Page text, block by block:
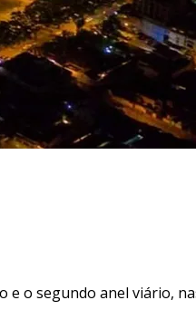
o segundo anel viário,